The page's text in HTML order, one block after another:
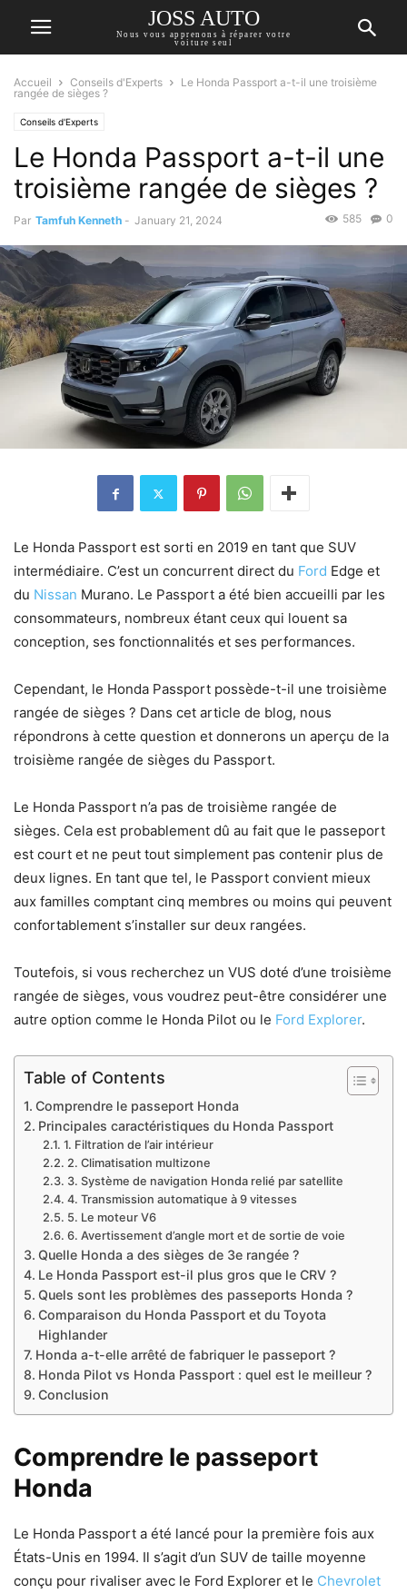
JOSS AUTO
Nous vous apprenons à réparer votre
voiture seul
Accueil Conseils d'Experts
Le Honda Passport a-t-il une troisième
rangée de sièges ?
Conseils d'Experts
Le Honda Passport a-t-il une
troisième rangée de sièges ?
Par Tamfuh Kenneth - January 21, 2024 0
585
Le Honda Passport est sorti en 2019 en tant que SUV
intermédiaire. C’est un concurrent direct du Ford Edge et
du Nissan Murano. Le Passport a été bien accueilli par les
consommateurs, nombreux étant ceux qui louent sa
conception, ses fonctionnalités et ses performances.
Cependant, le Honda Passport possède-t-il une troisième
rangée de sièges ? Dans cet article de blog, nous
répondrons à cette question et donnerons un aperçu de la
troisième rangée de sièges du Passport.
Le Honda Passport n’a pas de troisième rangée de
sièges. Cela est probablement dû au fait que le passeport
est court et ne peut tout simplement pas contenir plus de
deux lignes. En tant que tel, le Passport convient mieux
aux familles comptant cinq membres ou moins qui peuvent
confortablement s’installer sur deux rangées.
Toutefois, si vous recherchez un VUS doté d’une troisième
rangée de sièges, vous voudrez peut-être considérer une
autre option comme le Honda Pilot ou le Ford Explorer.
Table of Contents
Comprendre le passeport Honda
Principales caractéristiques du Honda Passport
1. Filtration de l’air intérieur
2. Climatisation multizone
3. Système de navigation Honda relié par satellite
4. Transmission automatique à 9 vitesses
5. Le moteur V6
6. Avertissement d’angle mort et de sortie de voie
Quelle Honda a des sièges de 3e rangée ?
Le Honda Passport est-il plus gros que le CRV ?
Quels sont les problèmes des passeports Honda ?
Comparaison du Honda Passport et du Toyota
Highlander
Honda a-t-elle arrêté de fabriquer le passeport ?
Honda Pilot vs Honda Passport : quel est le meilleur ?
Conclusion
Comprendre le passeport
Honda
Le Honda Passport a été lancé pour la première fois aux
États-Unis en 1994. Il s’agit d’un SUV de taille moyenne
conçu pour rivaliser avec le Ford Explorer et le Chevrolet